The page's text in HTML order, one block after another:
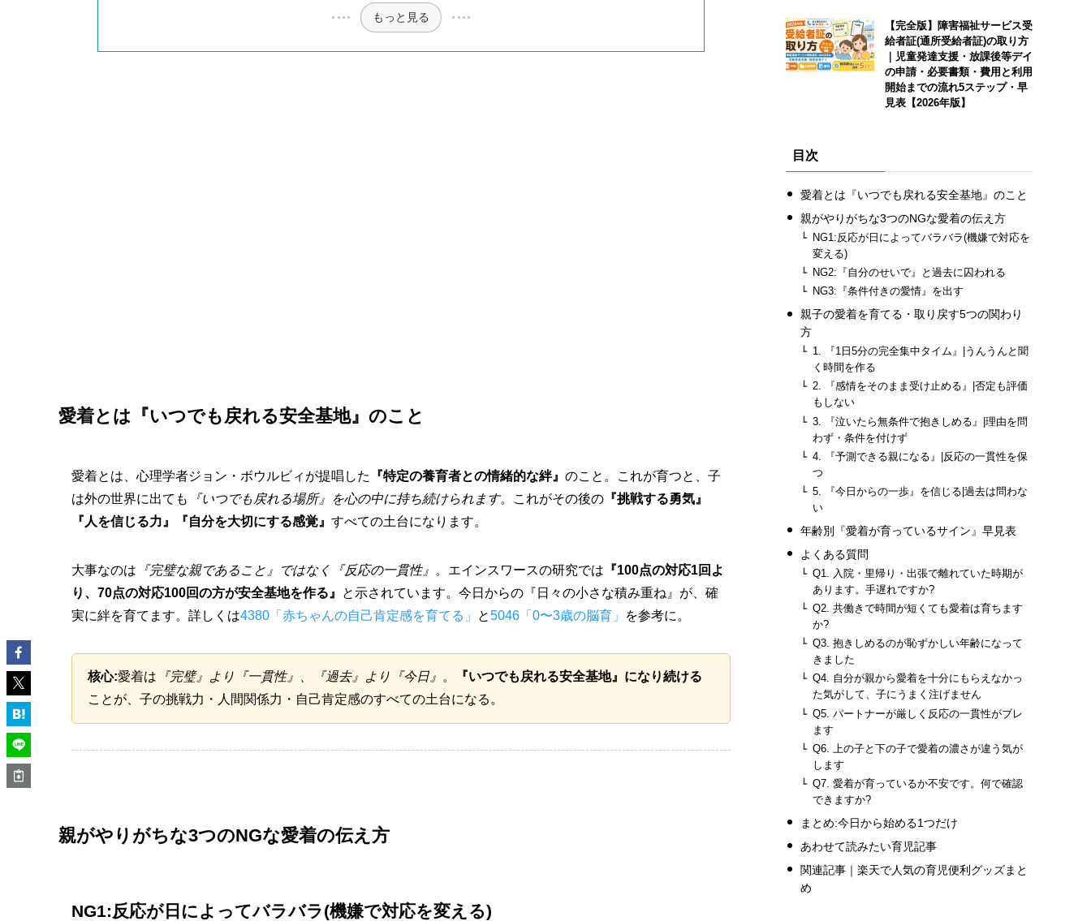
もっと見る
愛着とは『いつでも戻れる安全基地』のこと
愛着とは、心理学者ジョン・ボウルビィが提唱した 『特定の養育者との情緒的な絆』 のこと。これが育つと、子
は外の世界に出ても
『いつでも戻れる場所』を心の中に持ち続けられます。これがその後の 『挑戦する勇気』
『人を信じる力』『自分を大切にする感覚』 すべての土台になります。
大事なのは 『完璧な親であること』ではなく『反応の一貫性』 。エインスワースの研究では 『100点の対応1回よ
り、70点の対応100回の方が安全基地を作る』
と示されています。今日からの『日々の小さな積み重ね』が、確
実に絆を育てます。詳しくは4380「赤ちゃんの自己肯定感を育てる」 と5046「0〜3歳の脳育」 を参考に。
核心:愛着は 『完璧』より『一貫性』、『過去』より『今日』 。
『いつでも戻れる安全基地』になり続ける
ことが、子の挑戦力・人間関係力・自己肯定感のすべての土台になる。
親がやりがちな3つのNGな愛着の伝え方
NG1:反応が日によってバラバラ(機嫌で対応を変える)
【完全版】障害福祉サービス受
給者証(通所受給者証)の取り方
｜児童発達支援・放課後等デイ
の申請・必要書類・費用と利用
開始までの流れ5ステップ・早
見表【2026年版】
目次
愛着とは『いつでも戻れる安全基地』のこと
親がやりがちな3つのNGな愛着の伝え方
NG1:反応が日によってバラバラ(機嫌で対応を
変える)
NG2:『自分のせいで』と過去に囚われる
NG3:『条件付きの愛情』を出す
親子の愛着を育てる・取り戻す5つの関わり
方
1. 『1日5分の完全集中タイム』|うんうんと聞
く時間を作る
2. 『感情をそのまま受け止める』|否定も評価
もしない
3. 『泣いたら無条件で抱きしめる』|理由を問
わず・条件を付けず
4. 『予測できる親になる』|反応の一貫性を保
つ
5. 『今日からの一歩』を信じる|過去は問わな
い
年齢別『愛着が育っているサイン』早見表
よくある質問
Q1. 入院・里帰り・出張で離れていた時期が
あります。手遅れですか?
Q2. 共働きで時間が短くても愛着は育ちます
か?
Q3. 抱きしめるのが恥ずかしい年齢になって
きました
Q4. 自分が親から愛着を十分にもらえなかっ
た気がして、子にうまく注げません
Q5. パートナーが厳しく反応の一貫性がブレ
ます
Q6. 上の子と下の子で愛着の濃さが違う気が
します
Q7. 愛着が育っているか不安です。何で確認
できますか?
まとめ:今日から始める1つだけ
あわせて読みたい育児記事
関連記事｜楽天で人気の育児便利グッズまと
め